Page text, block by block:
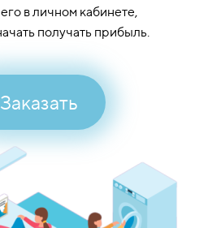
в личном кабинете,
получать прибыль.
Заказать